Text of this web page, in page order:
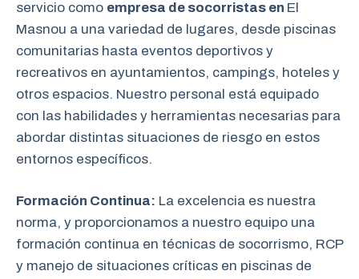
servicio como empresa de socorristas en El
Masnou a una variedad de lugares, desde piscinas
comunitarias hasta eventos deportivos y
recreativos en ayuntamientos, campings, hoteles y
otros espacios. Nuestro personal está equipado
con las habilidades y herramientas necesarias para
abordar distintas situaciones de riesgo en estos
entornos específicos.
Formación Continua: La excelencia es nuestra
norma, y proporcionamos a nuestro equipo una
formación continua en técnicas de socorrismo, RCP
y manejo de situaciones críticas en piscinas de